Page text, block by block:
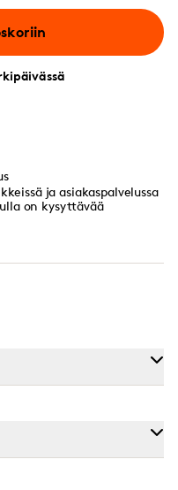
ja asiakaspalvelussa
on kysyttävää